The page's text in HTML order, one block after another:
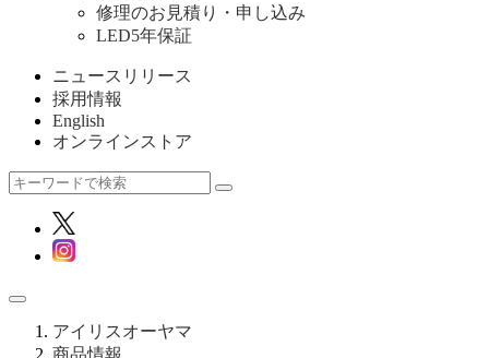
修理のお見積り・申し込み
LED5年保証
ニュースリリース
採用情報
English
オンラインストア
アイリスオーヤマ
商品情報